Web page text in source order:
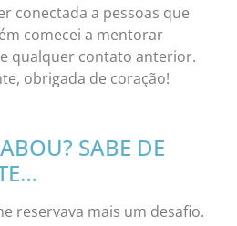
conectada a pessoas que
comecei a mentorar
qualquer contato anterior.
obrigada de coração!
SABE DE
reservava mais um desafio.